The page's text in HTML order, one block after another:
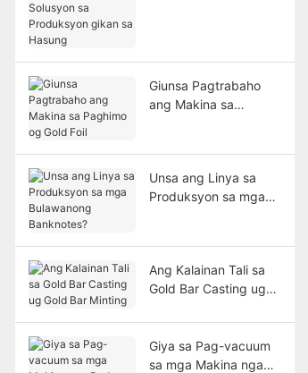
Giunsa Pagtrabaho
ang Makina sa
Unsa ang Linya sa
Produksyon sa mga
Ang Kalainan Tali sa
Gold Bar Casting ug
Giya sa Pag-vacuum
sa mga Makina nga